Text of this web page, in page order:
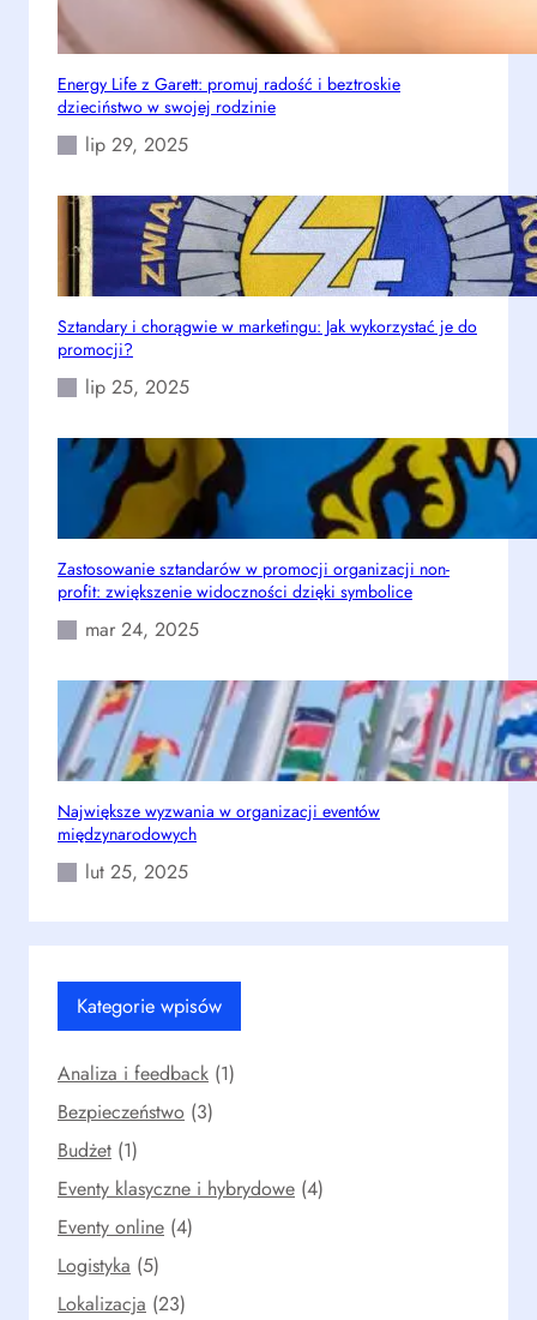
t
n
i
w
y
d
a
e
ń
Energy Life z Garett: promuj radość i beztroskie
dzieciństwo w swojej rodzinie
lip 29, 2025
Sztandary i chorągwie w marketingu: Jak wykorzystać je do
promocji?
lip 25, 2025
Zastosowanie sztandarów w promocji organizacji non-
profit: zwiększenie widoczności dzięki symbolice
mar 24, 2025
Największe wyzwania w organizacji eventów
międzynarodowych
lut 25, 2025
Kategorie wpisów
Analiza i feedback (1)
Bezpieczeństwo (3)
Budżet (1)
Eventy klasyczne i hybrydowe (4)
Eventy online (4)
Logistyka (5)
Lokalizacja (23)